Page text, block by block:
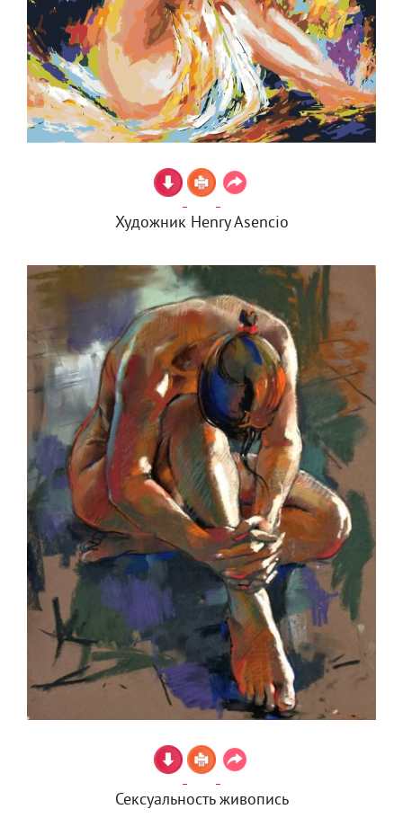
Художник Henry Asencio
Сексуальность живопись